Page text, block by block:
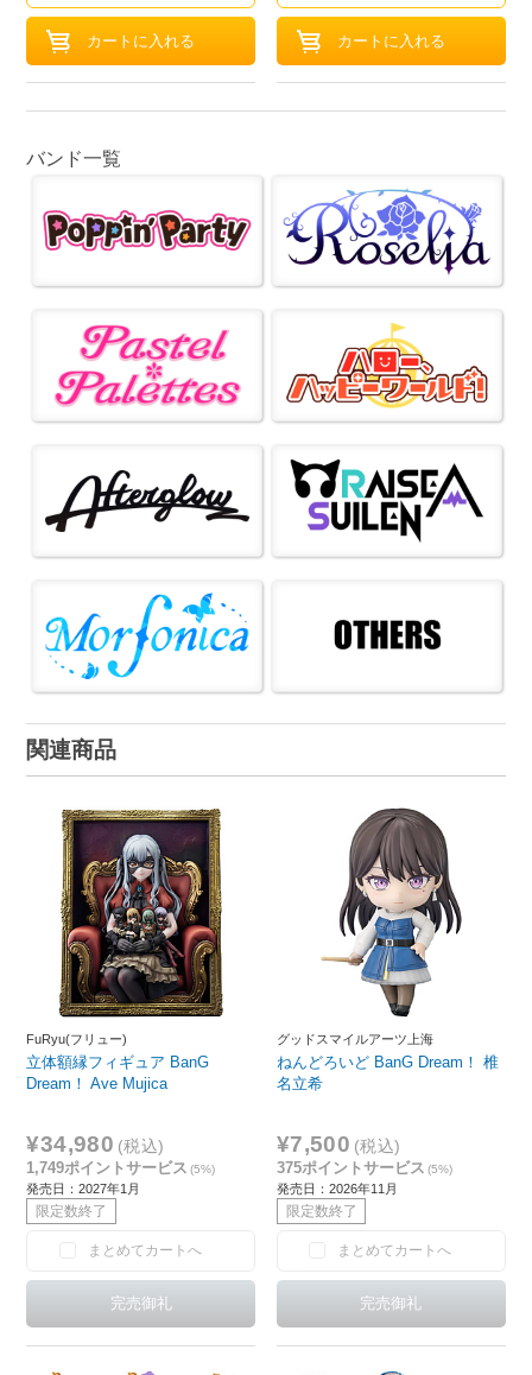
バンド一覧
関連商品
FuRyu(フリュー)
立体額縁フィギュア BanG
Dream！ Ave Mujica
¥34,980 (税込)
1,749ポイントサービス (5%)
発売日：2027年1月
限定数終了
まとめてカートへ
グッドスマイルアーツ上海
ねんどろいど BanG Dream！ 椎
名立希
¥7,500 (税込)
375ポイントサービス (5%)
発売日：2026年11月
限定数終了
まとめてカートへ